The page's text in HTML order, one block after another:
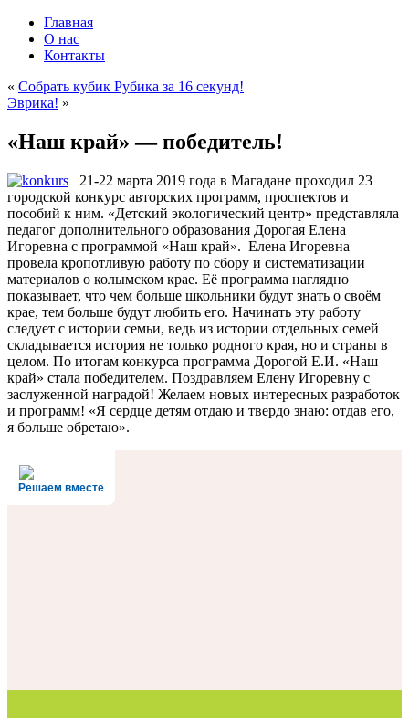
Главная
О нас
Контакты
« Собрать кубик Рубика за 16 секунд!
Эврика! »
«Наш край» — победитель!
21-22 марта 2019 года в Магадане проходил 23
городской конкурс авторских программ, проспектов и
пособий к ним. «Детский экологический центр» представляла
педагог дополнительного образования Дорогая Елена
Игоревна с программой «Наш край». Елена Игоревна
провела кропотливую работу по сбору и систематизации
материалов о колымском крае. Её программа наглядно
показывает, что чем больше школьники будут знать о своём
крае, тем больше будут любить его. Начинать эту работу
следует с истории семьи, ведь из истории отдельных семей
складывается история не только родного края, но и страны в
целом. По итогам конкурса программа Дорогой Е.И. «Наш
край» стала победителем. Поздравляем Елену Игоревну с
заслуженной наградой! Желаем новых интересных разработок
и программ! «Я сердце детям отдаю и твердо знаю: отдав его,
я больше обретаю».
Решаем вместе